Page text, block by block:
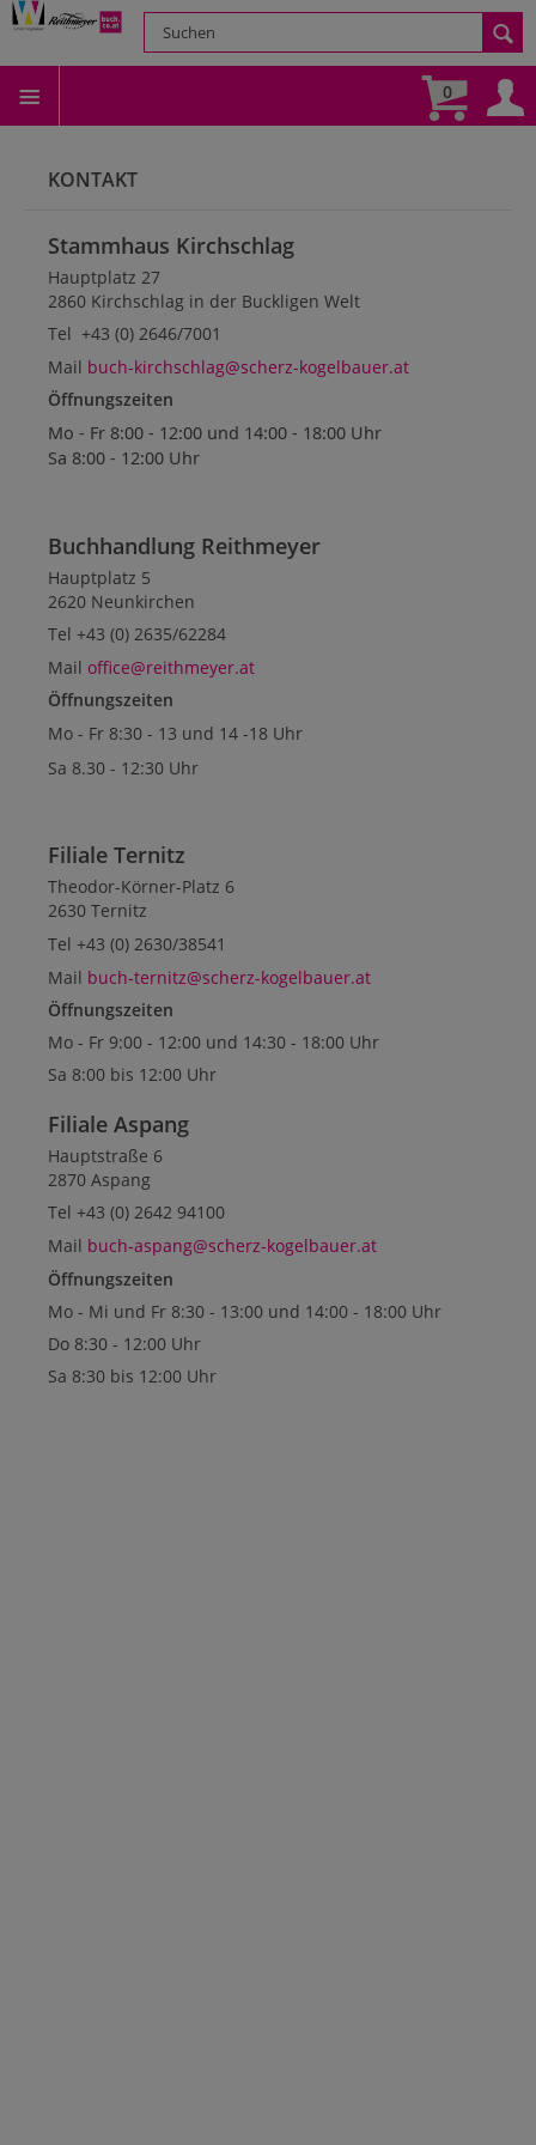
0
KONTAKT
Stammhaus Kirchschlag
Hauptplatz 27
2860 Kirchschlag in der Buckligen Welt
Tel +43 (0) 2646/7001
Mail buch-kirchschlag@scherz-kogelbauer.at
Öffnungszeiten
Mo - Fr 8:00 - 12:00 und 14:00 - 18:00 Uhr
Sa 8:00 - 12:00 Uhr
Buchhandlung Reithmeyer
Hauptplatz 5
2620 Neunkirchen
Tel +43 (0) 2635/62284
Mail office@reithmeyer.at
Öffnungszeiten
Mo - Fr 8:30 - 13 und 14 -18 Uhr
Sa 8.30 - 12:30 Uhr
Filiale Ternitz
Theodor-Körner-Platz 6
2630 Ternitz
Tel +43 (0) 2630/38541
Mail buch-ternitz@scherz-kogelbauer.at
Öffnungszeiten
Mo - Fr 9:00 - 12:00 und 14:30 - 18:00 Uhr
Sa 8:00 bis 12:00 Uhr
Filiale Aspang
Hauptstraße 6
2870 Aspang
Tel +43 (0) 2642 94100
Mail buch-aspang@scherz-kogelbauer.at
Öffnungszeiten
Mo - Mi und Fr 8:30 - 13:00 und 14:00 - 18:00 Uhr
Do 8:30 - 12:00 Uhr
Sa 8:30 bis 12:00 Uhr